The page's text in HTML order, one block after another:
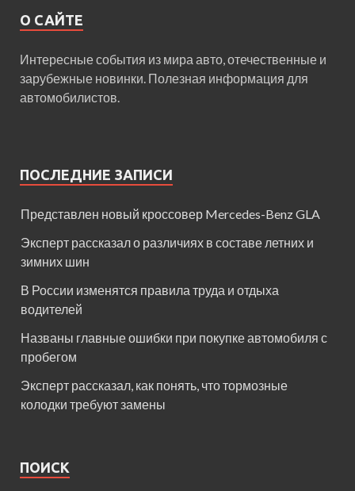
О САЙТЕ
Интересные события из мира авто, отечественные и
зарубежные новинки. Полезная информация для
автомобилистов.
ПОСЛЕДНИЕ ЗАПИСИ
Представлен новый кроссовер Mercedes-Benz GLA
Эксперт рассказал о различиях в составе летних и
зимних шин
В России изменятся правила труда и отдыха
водителей
Названы главные ошибки при покупке автомобиля с
пробегом
Эксперт рассказал, как понять, что тормозные
колодки требуют замены
ПОИСК